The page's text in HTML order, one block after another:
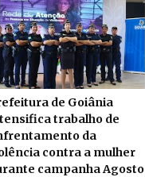
de Goiânia
trabalho de
da
contra a mulher
campanha Agosto